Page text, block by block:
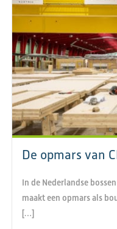
De opmars van
In de Nederlandse
maakt een opmars als
[…]